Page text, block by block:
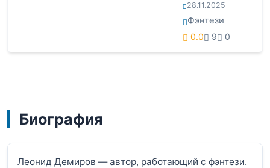
28.11.2025
Фэнтези
0.0 9 0
Биография
Леонид Демиров — автор, работающий с фэнтези.